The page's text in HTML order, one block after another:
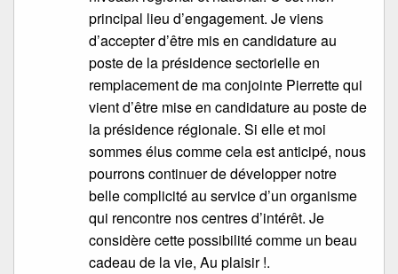
principal lieu d’engagement. Je viens
d’accepter d’être mis en candidature au
poste de la présidence sectorielle en
remplacement de ma conjointe Pierrette qui
vient d’être mise en candidature au poste de
la présidence régionale. Si elle et moi
sommes élus comme cela est anticipé, nous
pourrons continuer de développer notre
belle complicité au service d’un organisme
qui rencontre nos centres d’intérêt. Je
considère cette possibilité comme un beau
cadeau de la vie, Au plaisir !.